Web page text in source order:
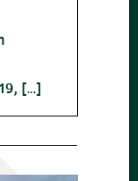
[…]